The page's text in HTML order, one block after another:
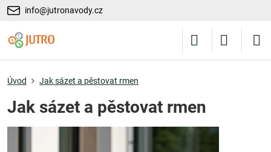
info@jutronavody.cz
Úvod Jak sázet a pěstovat rmen
Jak sázet a pěstovat rmen